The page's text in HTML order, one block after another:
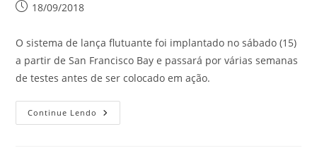
18/09/2018
O sistema de lança flutuante foi implantado no sábado (15)
a partir de San Francisco Bay e passará por várias semanas
de testes antes de ser colocado em ação.
Continue Lendo